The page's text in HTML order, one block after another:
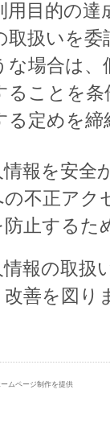
用目的の達
取扱いを
な場合は
ることを条
る定めを締
情報を安全
の不正アク
防止するた
情報の取扱
改善を図り
ムページ制作を提供